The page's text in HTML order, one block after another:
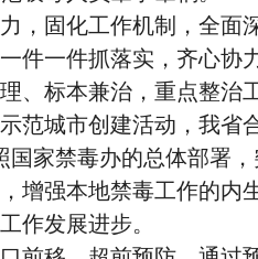
固化工作机制，全面
件一件抓落实，齐心协
、标本兼治，重点整治
范城市创建活动，我省
家禁毒办的总体部署
增强本地禁毒工作的内
作发展进步。